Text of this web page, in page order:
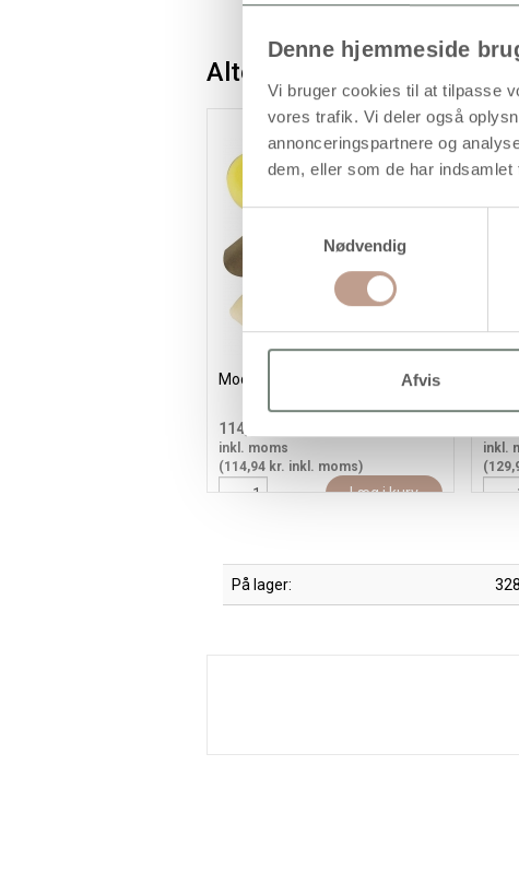
Denne hjemmeside
Vi bruger cookies til at tilpasse
vores trafik. Vi deler også
annonceringspartnere og
dem, eller som de har
Nødvendig
Afvis
Alternativer
Modelleringssæt, 8 stk./ 1 pk.
114,94
inkl. moms
(114,94 kr. inkl. moms)
Læg i kurv
inkl.
På lager: